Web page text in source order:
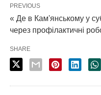
PREVIOUS
« Де в Кам'янському у
через профілактичні
SHARE